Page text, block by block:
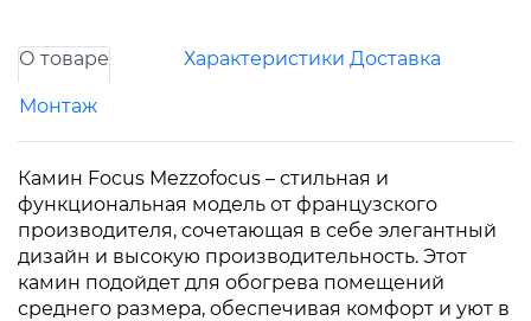
О товаре Характеристики Доставка
Монтаж
Камин Focus Mezzofocus – стильная и
функциональная модель от французского
производителя, сочетающая в себе элегантный
дизайн и высокую производительность. Этот
камин подойдет для обогрева помещений
среднего размера, обеспечивая комфорт и уют в